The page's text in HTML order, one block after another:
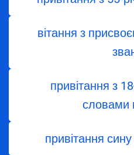
вітання з
привітання з
словами
привітання сину